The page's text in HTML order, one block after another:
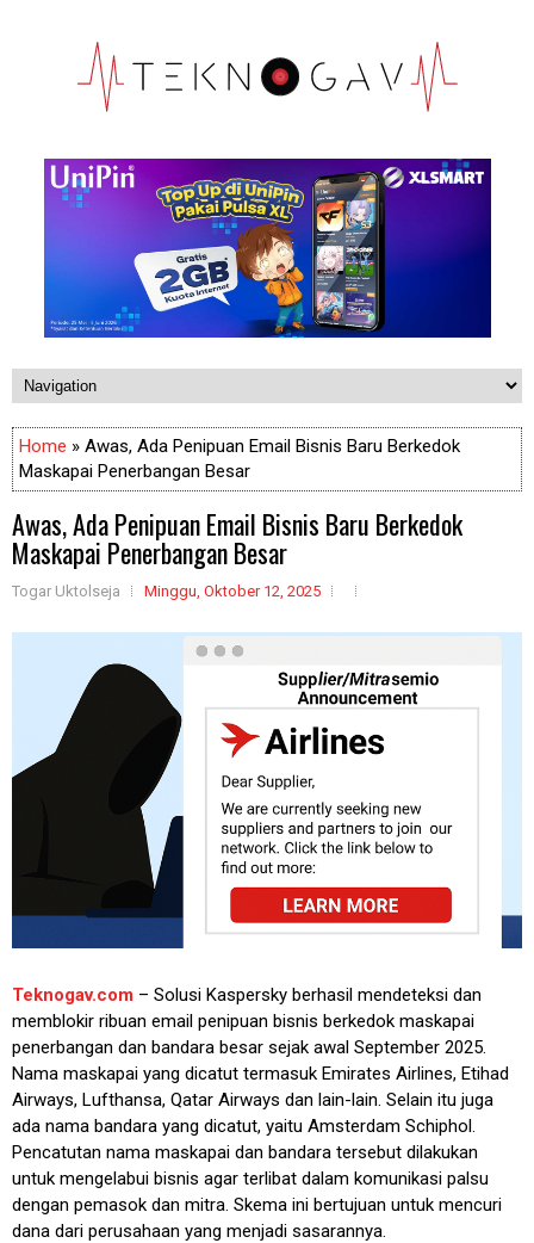
Home » Awas, Ada Penipuan Email Bisnis Baru Berkedok
Maskapai Penerbangan Besar
Awas, Ada Penipuan Email Bisnis Baru Berkedok
Maskapai Penerbangan Besar
Togar Uktolseja Minggu, Oktober 12, 2025
Teknogav.com – Solusi Kaspersky berhasil mendeteksi dan
memblokir ribuan email penipuan bisnis berkedok maskapai
penerbangan dan bandara besar sejak awal September 2025.
Nama maskapai yang dicatut termasuk Emirates Airlines, Etihad
Airways, Lufthansa, Qatar Airways dan lain-lain. Selain itu juga
ada nama bandara yang dicatut, yaitu Amsterdam Schiphol.
Pencatutan nama maskapai dan bandara tersebut dilakukan
untuk mengelabui bisnis agar terlibat dalam komunikasi palsu
dengan pemasok dan mitra. Skema ini bertujuan untuk mencuri
dana dari perusahaan yang menjadi sasarannya.